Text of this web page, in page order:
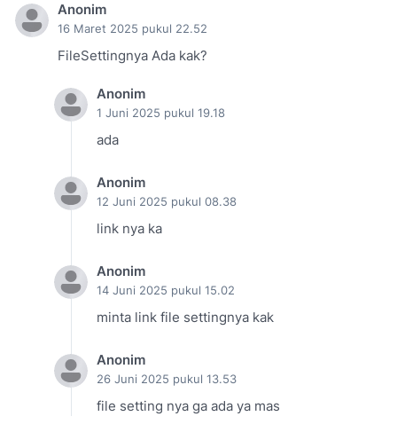
Anonim
16 Maret 2025 pukul 22.52
FileSettingnya Ada kak?
Anonim
1 Juni 2025 pukul 19.18
ada
Anonim
12 Juni 2025 pukul 08.38
link nya ka
Anonim
14 Juni 2025 pukul 15.02
minta link file settingnya kak
Anonim
26 Juni 2025 pukul 13.53
file setting nya ga ada ya mas